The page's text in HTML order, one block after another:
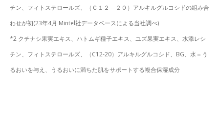
チン、フィトステロールズ、（Ｃ１２－２０）アルキルグルコシドの組み合
わせが初(23年4月 Mintel社データベースによる当社調べ)
*2 クチナシ果実エキス、ハトムギ種子エキス、ユズ果実エキス、水添レシ
チン、フィトステロールズ、（C12-20）アルキルグルコシド、BG、水＝う
るおいを与え、うるおいに満ちた肌をサポートする複合保湿成分